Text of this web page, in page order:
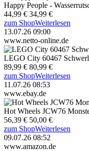
Happy People -
44,99 € 34,99 €
zum ShopWeiterlesen
13.07.26 09:00
www.netto-online.de
LEGO City 60467
89,99 € 80,99 €
zum ShopWeiterlesen
11.07.26 08:53
www.ebay.de
Hot Wheels JCW76
56,39 € 50,00 €
zum ShopWeiterlesen
09.07.26 08:52
www.amazon.de